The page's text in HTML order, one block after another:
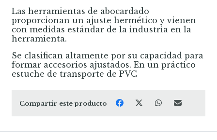
Las herramientas de abocardado
proporcionan un ajuste hermético y vienen
con medidas estándar de la industria en la
herramienta.
Se clasifican altamente por su capacidad para
formar accesorios ajustados. En un práctico
estuche de transporte de PVC
Compartir este producto